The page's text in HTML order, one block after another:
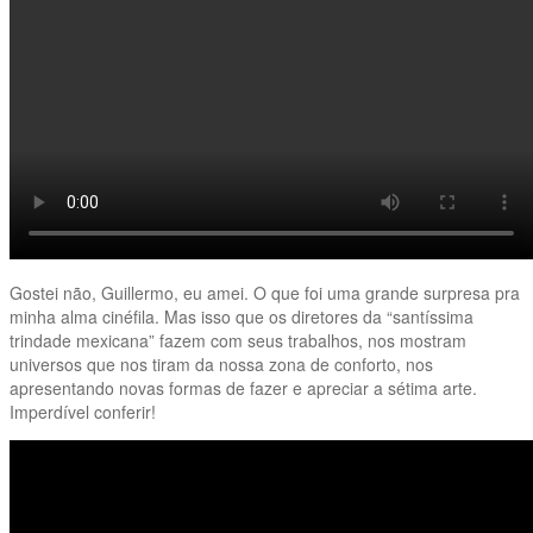
Gostei não, Guillermo, eu amei. O que foi uma grande surpresa pra
minha alma cinéfila. Mas isso que os diretores da “santíssima
trindade mexicana” fazem com seus trabalhos, nos mostram
universos que nos tiram da nossa zona de conforto, nos
apresentando novas formas de fazer e apreciar a sétima arte.
Imperdível conferir!